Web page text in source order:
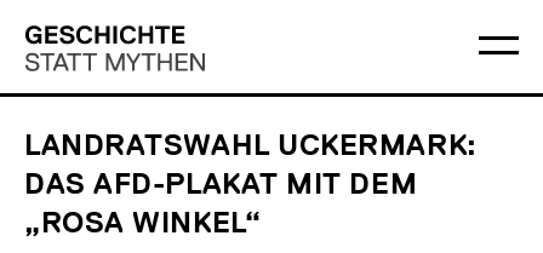
zum
Inhalt
Geschichte
Statt
Mythen
LANDRATSWAHL UCKERMARK:
DAS AFD-PLAKAT MIT DEM
„ROSA WINKEL“